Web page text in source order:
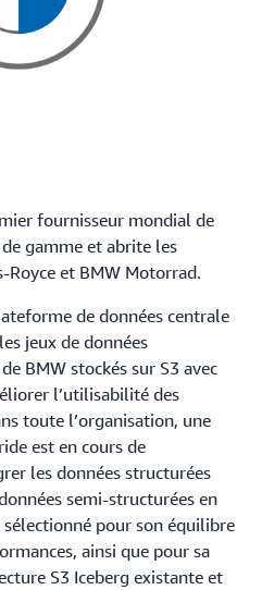
fournisseur mondial de
gamme et abrite les
Royce et BMW Motorrad.
de données centrale
jeux de données
BMW stockés sur S3 avec
l’utilisabilité des
toute l’organisation, une
est en cours de
les données structurées
semi-structurées en
sélectionné pour son équilibre
ainsi que pour sa
S3 Iceberg existante et